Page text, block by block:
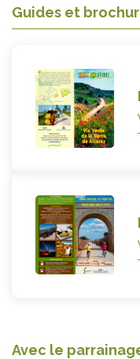
Guides et
Avec le